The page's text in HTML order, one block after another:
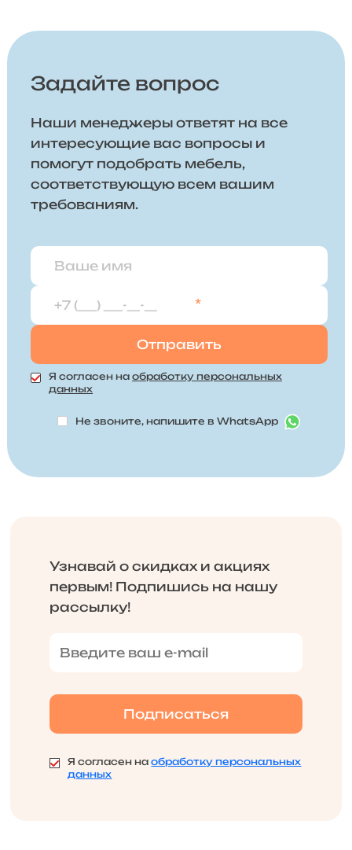
Задайте вопрос
Наши менеджеры ответят на все
интересующие вас вопросы и
помогут подобрать мебель,
соответствующую всем вашим
требованиям.
*
Я согласен на обработку персональных
данных
Не звоните, напишите в WhatsApp
Узнавай о скидках и акциях
первым! Подпишись на нашу
рассылку!
Я согласен наобработку персональных
данных